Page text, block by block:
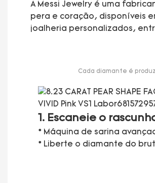
A Messi Jewelry é uma
pera e coração, disponíveis
joalheria personalizados,
Cada diamante é
1. Escaneie o
* Máquina de sarina
* Liberte o diamante do